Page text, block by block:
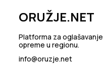
ORUŽJE.NET
Platforma za
opreme u regionu.
info@oruzje.net